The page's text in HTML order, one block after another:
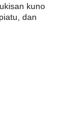
kuno
dan